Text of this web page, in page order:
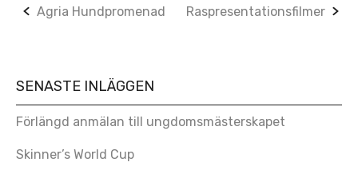
Post
Agria Hundpromenad Raspresentationsfilmer
SENASTE INLÄGGEN
Förlängd anmälan till ungdomsmästerskapet
Skinner’s World Cup